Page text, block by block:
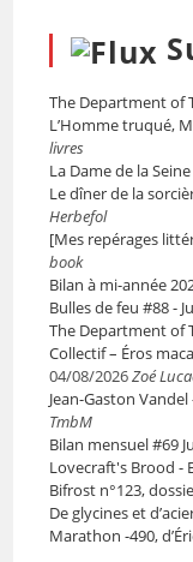
The Department of
L’Homme truqué,
livres
La Dame de la
Le dîner de la
Herbefol
[Mes repérages
book
Bilan à mi-année
Bulles de feu #88 -
The Department of
Collectif – Éros
04/08/2026Zoé
Jean-Gaston
TmbM
Bilan mensuel #69
Lovecraft's Brood -
Bifrost n°123,
De glycines et
Marathon -490,